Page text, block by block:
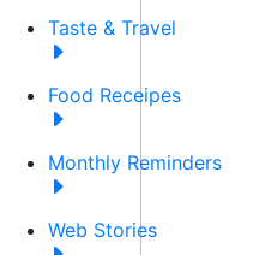
Taste & Travel
Food Receipes
Monthly Reminders
Web Stories